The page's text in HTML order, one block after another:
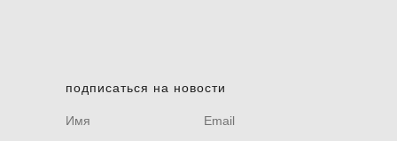
подписаться на новости